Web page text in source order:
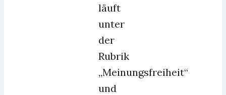
läuft
unter
der
Rubrik
„Meinungsfreiheit“
und